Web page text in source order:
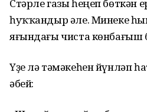
Стәрле газы һеңеп бөткән
һуҡҡандыр әле. Минеке
яғындағы чиста көнбағыш
Үҙе лә тәмәкеһен йүнләп
әбей: